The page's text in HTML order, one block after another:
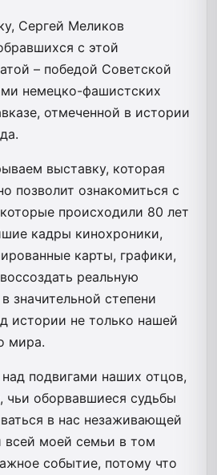
Сергей Меликов
с этой
– победой Советской
немецко-фашистских
отмеченной в истории
выставку, которая
позволит ознакомиться с
происходили 80 лет
кадры кинохроники,
карты, графики,
реальную
значительной степени
истории не только нашей
мира.
подвигами наших отцов,
чьи оборвавшиеся судьбы
в нас незаживающей
всей моей семьи в том
событие, потому что